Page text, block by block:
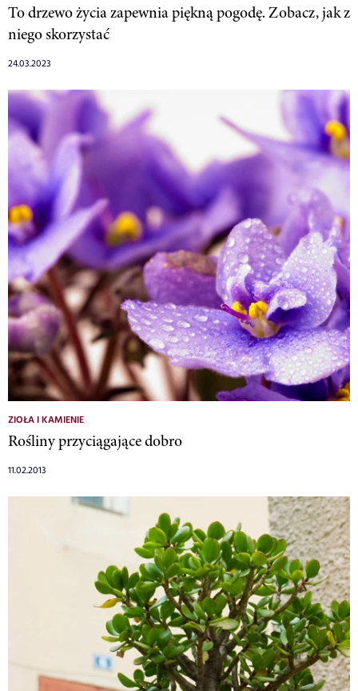
To drzewo życia zapewnia piękną pogodę. Zobacz, jak z
niego skorzystać
24.03.2023
ZIOŁA I KAMIENIE
Rośliny przyciągające dobro
11.02.2013